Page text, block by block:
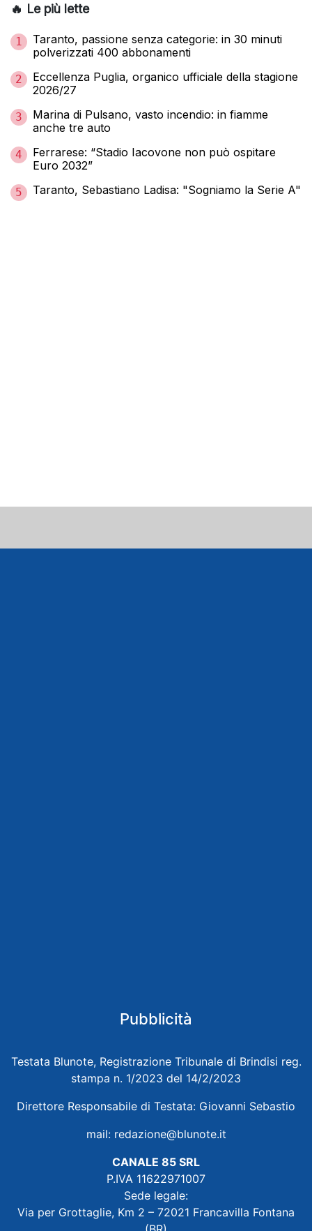
🔥 Le più lette
1
Taranto, passione senza categorie: in 30 minuti
polverizzati 400 abbonamenti
2
Eccellenza Puglia, organico ufficiale della stagione
2026/27
3
Marina di Pulsano, vasto incendio: in fiamme
anche tre auto
4
Ferrarese: “Stadio Iacovone non può ospitare
Euro 2032”
5 Taranto, Sebastiano Ladisa: "Sogniamo la Serie A"
Pubblicità
Testata Blunote, Registrazione Tribunale di Brindisi reg.
stampa n. 1/2023 del 14/2/2023
Direttore Responsabile di Testata: Giovanni Sebastio
mail: redazione@blunote.it
CANALE 85 SRL
P.IVA 11622971007
Sede legale:
Via per Grottaglie, Km 2 – 72021 Francavilla Fontana